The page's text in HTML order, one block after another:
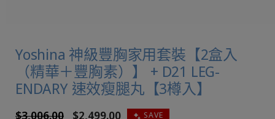
Yoshina 神級豐胸家用套裝【2盒入
（精華＋豐胸素）】 + D21 LEG-
ENDARY 速效瘦腿丸【3樽入】
定
$3,006.00 售
$2,499.00 SAVE